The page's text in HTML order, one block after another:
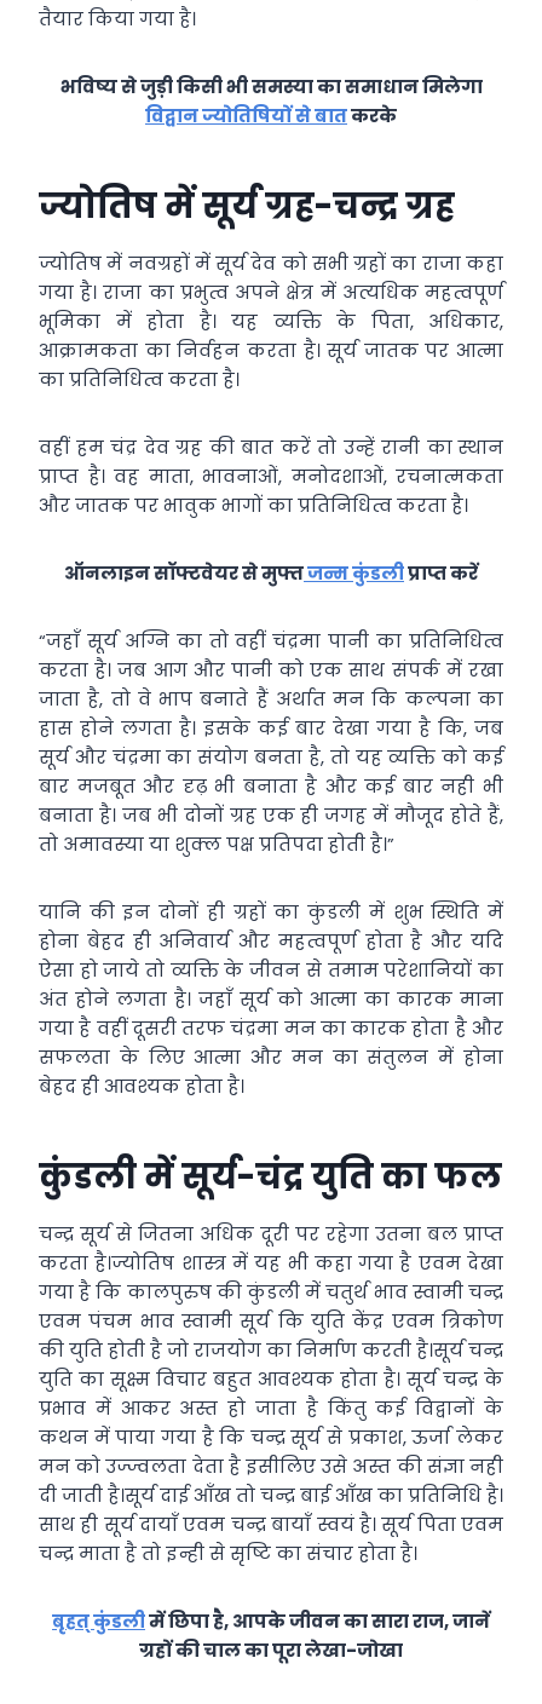
तैयार किया गया है।
भविष्य से जुड़ी किसी भी समस्या का समाधान मिलेगा
विद्वान ज्योतिषियों से बातकरके
ज्योतिष में सूर्य ग्रह-चन्द्र ग्रह
ज्योतिष में नवग्रहों में सूर्य देव को सभी ग्रहों का राजा कहा
गया है। राजा का प्रभुत्व अपने क्षेत्र में अत्यधिक महत्वपूर्ण
भूमिका में होता है। यह व्यक्ति के पिता, अधिकार,
आक्रामकता का निर्वहन करता है। सूर्य जातक पर आत्मा
का प्रतिनिधित्व करता है।
वहीं हम चंद्र देव ग्रह की बात करें तो उन्हें रानी का स्थान
प्राप्त है। वह माता, भावनाओं, मनोदशाओं, रचनात्मकता
और जातक पर भावुक भागों का प्रतिनिधित्व करता है।
ऑनलाइन सॉफ्टवेयर से मुफ्तजन्म कुंडलीप्राप्त करें
“जहाँ सूर्य अग्नि का तो वहीं चंद्रमा पानी का प्रतिनिधित्व
करता है। जब आग और पानी को एक साथ संपर्क में रखा
जाता है, तो वे भाप बनाते हैं अर्थात मन कि कल्पना का
हास होने लगता है। इसके कई बार देखा गया है कि, जब
सूर्य और चंद्रमा का संयोग बनता है, तो यह व्यक्ति को कई
बार मजबूत और दृढ़ भी बनाता है और कई बार नही भी
बनाता है। जब भी दोनों ग्रह एक ही जगह में मौजूद होते हैं,
तो अमावस्या या शुक्ल पक्ष प्रतिपदा होती है।”
यानि की इन दोनों ही ग्रहों का कुंडली में शुभ स्थिति में
होना बेहद ही अनिवार्य और महत्वपूर्ण होता है और यदि
ऐसा हो जाये तो व्यक्ति के जीवन से तमाम परेशानियों का
अंत होने लगता है। जहाँ सूर्य को आत्मा का कारक माना
गया है वहीं दूसरी तरफ चंद्रमा मन का कारक होता है और
सफलता के लिए आत्मा और मन का संतुलन में होना
बेहद ही आवश्यक होता है।
कुंडली में सूर्य-चंद्र युति का फल
चन्द्र सूर्य से जितना अधिक दूरी पर रहेगा उतना बल प्राप्त
करता है।ज्योतिष शास्त्र में यह भी कहा गया है एवम देखा
गया है कि कालपुरुष की कुंडली में चतुर्थ भाव स्वामी चन्द्र
एवम पंचम भाव स्वामी सूर्य कि युति केंद्र एवम त्रिकोण
की युति होती है जो राजयोग का निर्माण करती है।सूर्य चन्द्र
युति का सूक्ष्म विचार बहुत आवश्यक होता है। सूर्य चन्द्र के
प्रभाव में आकर अस्त हो जाता है किंतु कई विद्वानों के
कथन में पाया गया है कि चन्द्र सूर्य से प्रकाश, ऊर्जा लेकर
मन को उज्ज्वलता देता है इसीलिए उसे अस्त की संज्ञा नही
दी जाती है।सूर्य दाई आँख तो चन्द्र बाई आँख का प्रतिनिधि है।
साथ ही सूर्य दायाँ एवम चन्द्र बायाँ स्वयं है। सूर्य पिता एवम
चन्द्र माता है तो इन्ही से सृष्टि का संचार होता है।
बृहत् कुंडलीमें छिपा है, आपके जीवन का सारा राज, जानें
ग्रहों की चाल का पूरा लेखा-जोखा